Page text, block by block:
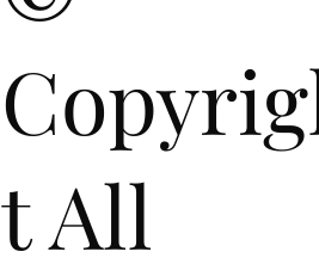
t All